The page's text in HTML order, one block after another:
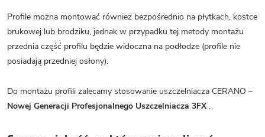
Profile można montować również bezpośrednio na płytkach, kostce
brukowej lub brodziku, jednak w przypadku tej metody montażu
przednia część profilu będzie widoczna na podłodze (profile nie
posiadają przedniej osłony).
Do montażu profili zalecamy stosowanie uszczelniacza CERANO –
Nowej Generacji Profesjonalnego Uszczelniacza 3FX.